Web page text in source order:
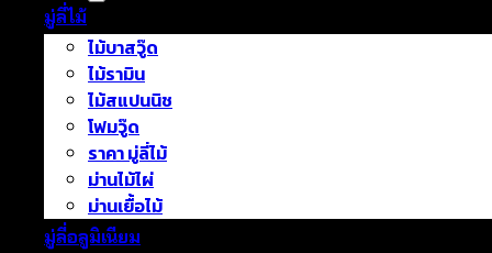
มู่ลี่ไม้
ไม้บาสวู๊ด
ไม้รามิน
ไม้สแปนนิช
โฟมวู๊ด
ราคา มู่ลี่ไม้
ม่านไม้ไผ่
ม่านเยื้อไม้
มู่ลี่อลูมิเนียม